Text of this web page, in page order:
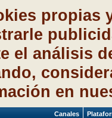
propias
el análisis
en
2026 Canales